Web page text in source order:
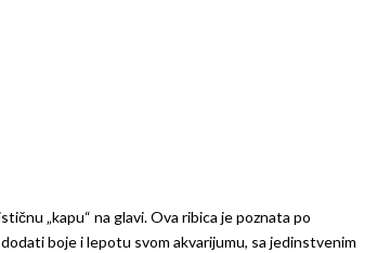
„kapu“ na glavi. Ova ribica je poznata po
boje i lepotu svom akvarijumu, sa jedinstvenim